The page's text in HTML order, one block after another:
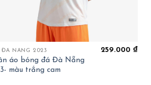
ĐÀ NẴNG 2023
áo bóng đá Đà Nẵng
màu trắng cam
259.000 ₫